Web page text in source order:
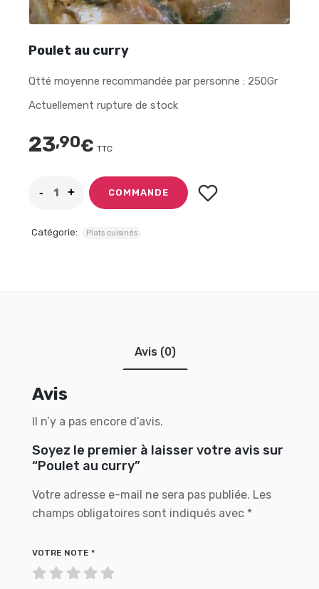
Poulet au curry
Qtté moyenne recommandée par personne : 250Gr
Actuellement rupture de stock
23,90€ TTC
COMMANDE
Catégorie: Plats cuisinés
Avis (0)
Avis
Il n’y a pas encore d’avis.
Soyez le premier à laisser votre avis sur
“Poulet au curry”
Votre adresse e-mail ne sera pas publiée. Les
champs obligatoires sont indiqués avec *
VOTRE NOTE *